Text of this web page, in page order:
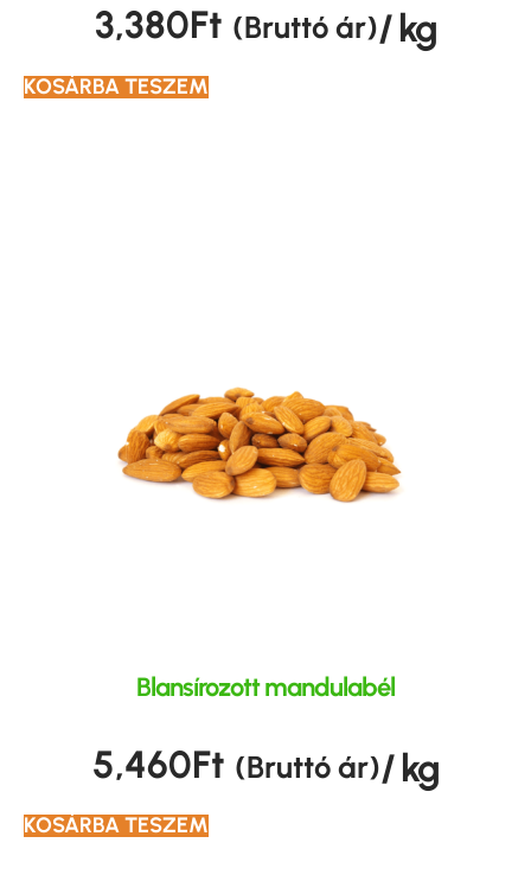
3,380Ft (Bruttó ár)/ kg
KOSÁRBA TESZEM
Blansírozott mandulabél
5,460Ft (Bruttó ár)/ kg
KOSÁRBA TESZEM